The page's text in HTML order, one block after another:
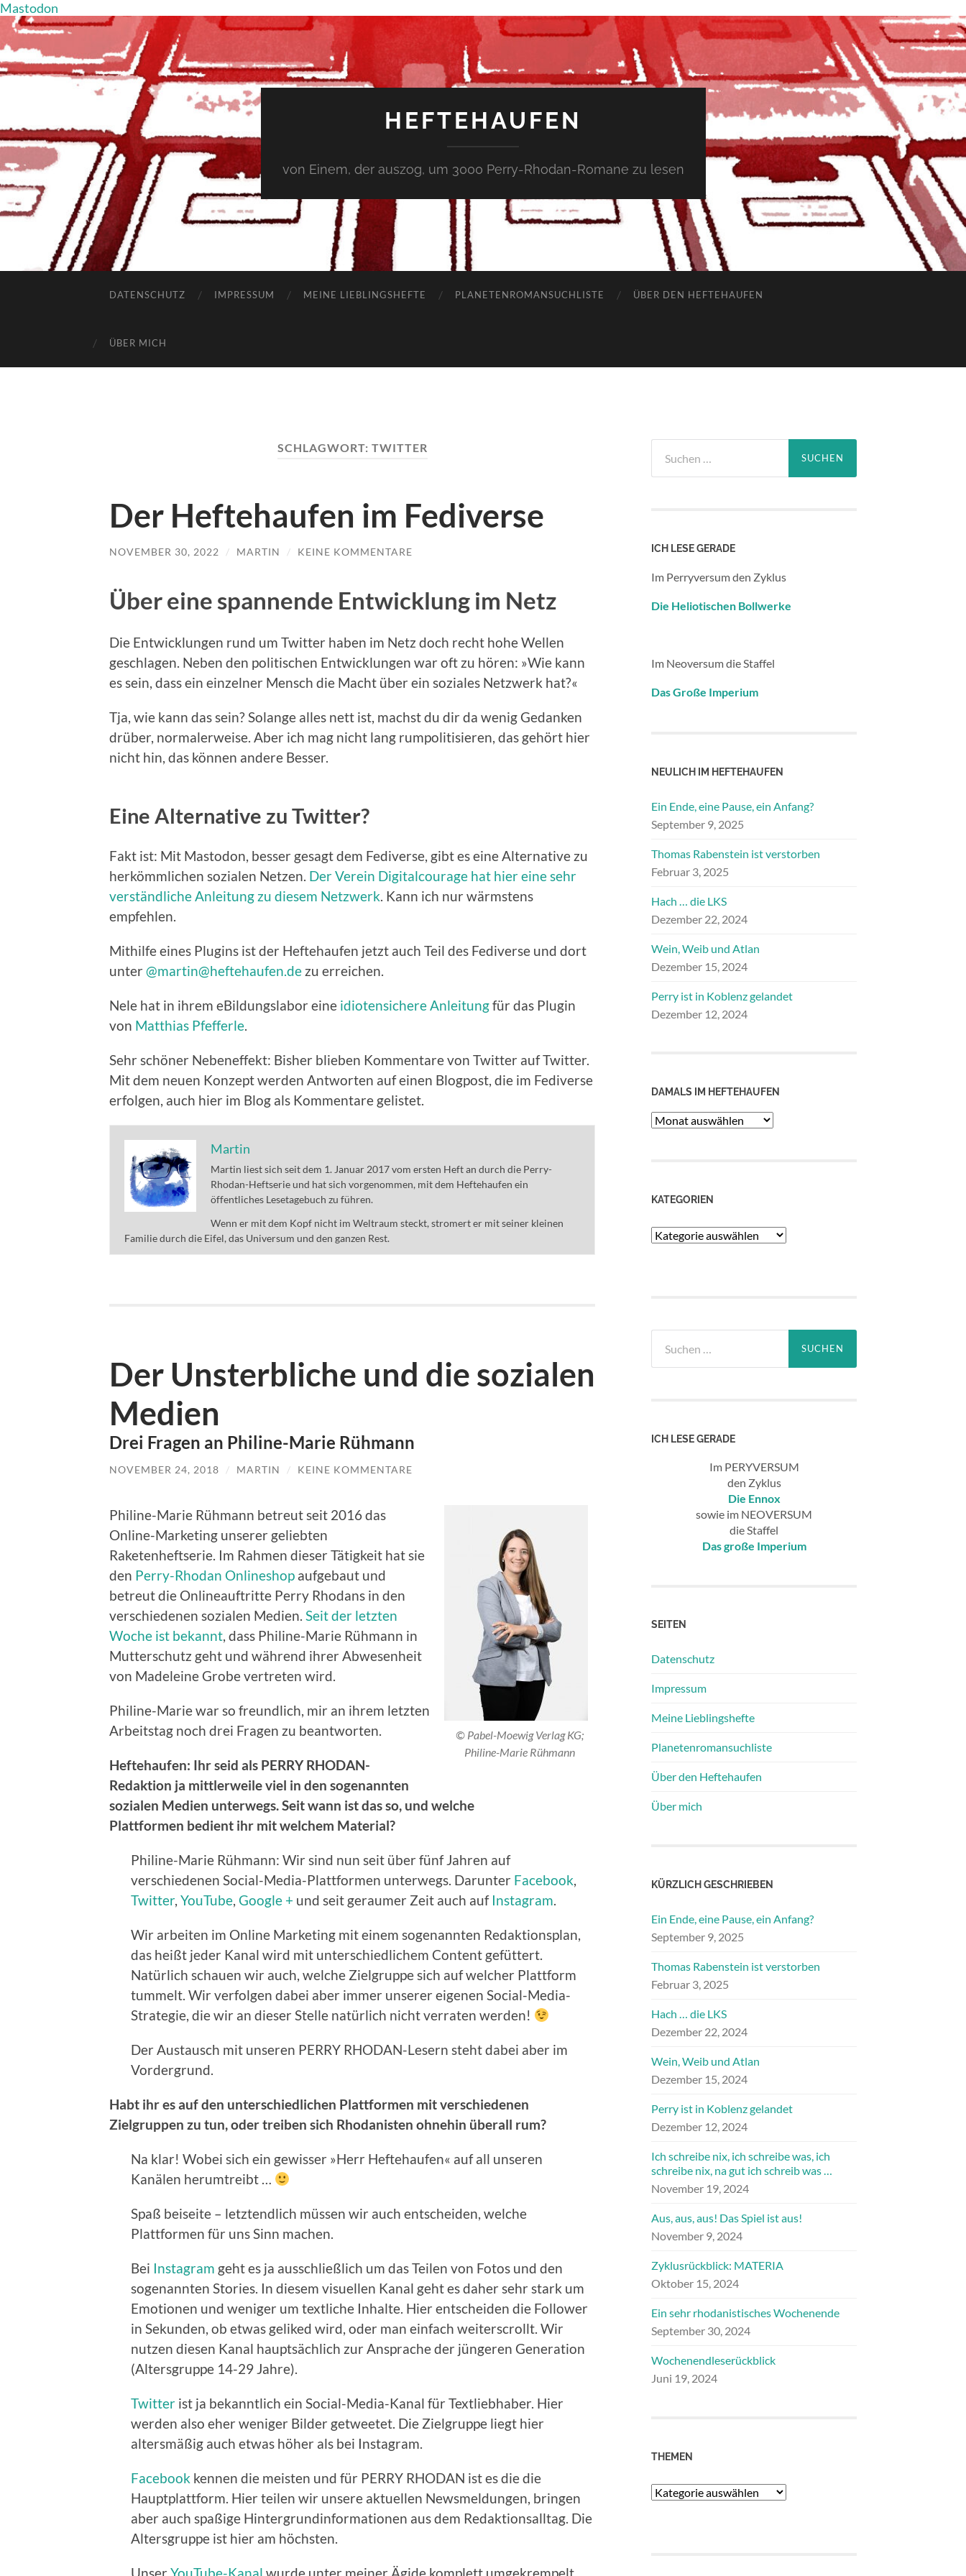
Mastodon
HEFTEHAUFEN
von Einem, der auszog, um 3000 Perry-Rhodan-Romane zu lesen
DATENSCHUTZ IMPRESSUM MEINE LIEBLINGSHEFTE PLANETENROMANSUCHLISTE ÜBER DEN HEFTEHAUFEN
ÜBER MICH
SCHLAGWORT: TWITTER
Der Heftehaufen im Fediverse
NOVEMBER 30, 2022 / MARTIN / KEINE KOMMENTARE
Über eine spannende Entwicklung im Netz
Die Entwicklungen rund um Twitter haben im Netz doch recht hohe Wellen
geschlagen. Neben den politischen Entwicklungen war oft zu hören: »Wie kann
es sein, dass ein einzelner Mensch die Macht über ein soziales Netzwerk hat?«
Tja, wie kann das sein? Solange alles nett ist, machst du dir da wenig Gedanken
drüber, normalerweise. Aber ich mag nicht lang rumpolitisieren, das gehört hier
nicht hin, das können andere Besser.
Eine Alternative zu Twitter?
Fakt ist: Mit Mastodon, besser gesagt dem Fediverse, gibt es eine Alternative zu
herkömmlichen sozialen Netzen. Der Verein Digitalcourage hat hier eine sehr
verständliche Anleitung zu diesem Netzwerk. Kann ich nur wärmstens
empfehlen.
Mithilfe eines Plugins ist der Heftehaufen jetzt auch Teil des Fediverse und dort
unter @martin@heftehaufen.de zu erreichen.
Nele hat in ihrem eBildungslabor eine idiotensichere Anleitungfür das Plugin
von Matthias Pfefferle.
Sehr schöner Nebeneffekt: Bisher blieben Kommentare von Twitter auf Twitter.
Mit dem neuen Konzept werden Antworten auf einen Blogpost, die im Fediverse
erfolgen, auch hier im Blog als Kommentare gelistet.
Martin
Martin liest sich seit dem 1. Januar 2017 vom ersten Heft an durch die Perry-
Rhodan-Heftserie und hat sich vorgenommen, mit dem Heftehaufen ein
öffentliches Lesetagebuch zu führen.
Wenn er mit dem Kopf nicht im Weltraum steckt, stromert er mit seiner kleinen
Familie durch die Eifel, das Universum und den ganzen Rest.
Der Unsterbliche und die sozialen
Medien
Drei Fragen an Philine-Marie Rühmann
NOVEMBER 24, 2018 / MARTIN / KEINE KOMMENTARE
© Pabel-Moewig Verlag KG;
Philine-Marie Rühmann
Philine-Marie Rühmann betreut seit 2016 das
Online-Marketing unserer geliebten
Raketenheftserie. Im Rahmen dieser Tätigkeit hat sie
den Perry-Rhodan Onlineshop aufgebaut und
betreut die Onlineauftritte Perry Rhodans in den
verschiedenen sozialen Medien. Seit der letzten
Woche ist bekannt, dass Philine-Marie Rühmann in
Mutterschutz geht und während ihrer Abwesenheit
von Madeleine Grobe vertreten wird.
Philine-Marie war so freundlich, mir an ihrem letzten
Arbeitstag noch drei Fragen zu beantworten.
Heftehaufen: Ihr seid als PERRY RHODAN-
Redaktion ja mittlerweile viel in den sogenannten
sozialen Medien unterwegs. Seit wann ist das so, und welche
Plattformen bedient ihr mit welchem Material?
Philine-Marie Rühmann: Wir sind nun seit über fünf Jahren auf
verschiedenen Social-Media-Plattformen unterwegs. Darunter Facebook,
Twitter, YouTube, Google + und seit geraumer Zeit auch aufInstagram.
Wir arbeiten im Online Marketing mit einem sogenannten Redaktionsplan,
das heißt jeder Kanal wird mit unterschiedlichem Content gefüttert.
Natürlich schauen wir auch, welche Zielgruppe sich auf welcher Plattform
tummelt. Wir verfolgen dabei aber immer unserer eigenen Social-Media-
Strategie, die wir an dieser Stelle natürlich nicht verraten werden!
Der Austausch mit unseren PERRY RHODAN-Lesern steht dabei aber im
Vordergrund.
Habt ihr es auf den unterschiedlichen Plattformen mit verschiedenen
Zielgruppen zu tun, oder treiben sich Rhodanisten ohnehin überall rum?
Na klar! Wobei sich ein gewisser »Herr Heftehaufen« auf all unseren
Kanälen herumtreibt …
Spaß beiseite – letztendlich müssen wir auch entscheiden, welche
Plattformen für uns Sinn machen.
Bei Instagram geht es ja ausschließlich um das Teilen von Fotos und den
sogenannten Stories. In diesem visuellen Kanal geht es daher sehr stark um
Emotionen und weniger um textliche Inhalte. Hier entscheiden die Follower
in Sekunden, ob etwas geliked wird, oder man einfach weiterscrollt. Wir
nutzen diesen Kanal hauptsächlich zur Ansprache der jüngeren Generation
(Altersgruppe 14-29 Jahre).
Twitter ist ja bekanntlich ein Social-Media-Kanal für Textliebhaber. Hier
werden also eher weniger Bilder getweetet. Die Zielgruppe liegt hier
altersmäßig auch etwas höher als bei Instagram.
Facebook kennen die meisten und für PERRY RHODAN ist es die die
Hauptplattform. Hier teilen wir unsere aktuellen Newsmeldungen, bringen
aber auch spaßige Hintergrundinformationen aus dem Redaktionsalltag. Die
Altersgruppe ist hier am höchsten.
nach:
ICH LESE GERADE
Im Perryversum den Zyklus
Die Heliotischen Bollwerke
Im Neoversum die Staffel
Das Große Imperium
NEULICH IM HEFTEHAUFEN
Ein Ende, eine Pause, ein Anfang?
September 9, 2025
Thomas Rabenstein ist verstorben
Februar 3, 2025
Hach … die LKS
Dezember 22, 2024
Wein, Weib und Atlan
Dezember 15, 2024
Perry ist in Koblenz gelandet
Dezember 12, 2024
DAMALS IM HEFTEHAUFEN
Damals
KATEGORIEN
Kategorien
nach:
ICH LESE GERADE
Im PERYVERSUM
den Zyklus
Die Ennox
sowie im NEOVERSUM
die Staffel
Das große Imperium
SEITEN
Datenschutz
Impressum
Meine Lieblingshefte
Planetenromansuchliste
Über den Heftehaufen
Über mich
KÜRZLICH GESCHRIEBEN
Ein Ende, eine Pause, ein Anfang?
September 9, 2025
Thomas Rabenstein ist verstorben
Februar 3, 2025
Hach … die LKS
Dezember 22, 2024
Wein, Weib und Atlan
Dezember 15, 2024
Perry ist in Koblenz gelandet
Dezember 12, 2024
Ich schreibe nix, ich schreibe was, ich
schreibe nix, na gut ich schreib was …
November 19, 2024
Aus, aus, aus! Das Spiel ist aus!
November 9, 2024
Zyklusrückblick: MATERIA
Oktober 15, 2024
Ein sehr rhodanistisches Wochenende
September 30, 2024
Wochenendleserückblick
Juni 19, 2024
THEMEN
Themen